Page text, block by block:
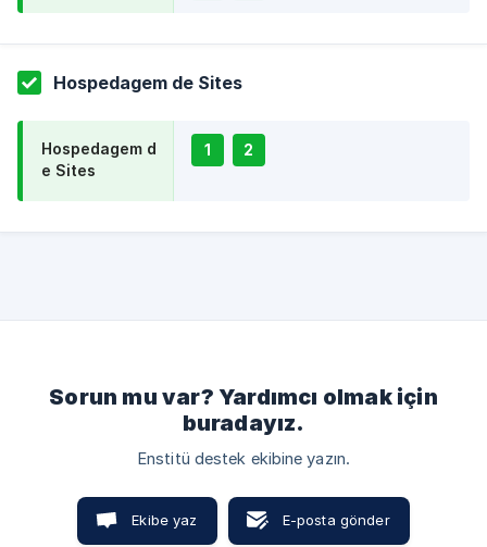
Hospedagem de Sites
Hospedagem d
e Sites
1 2
Sorun mu var? Yardımcı olmak için
buradayız.
Enstitü destek ekibine yazın.
Ekibe yaz E-posta gönder